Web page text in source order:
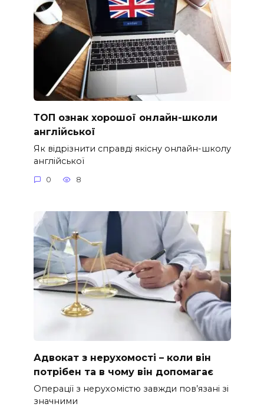
ТОП ознак хорошої онлайн-школи
англійської
Як відрізнити справді якісну онлайн-школу
англійської
0 8
Адвокат з нерухомості – коли він
потрібен та в чому він допомагає
Операції з нерухомістю завжди пов’язані зі
значними